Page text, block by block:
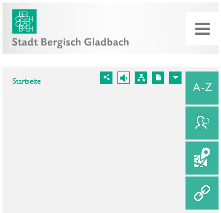
Startseite